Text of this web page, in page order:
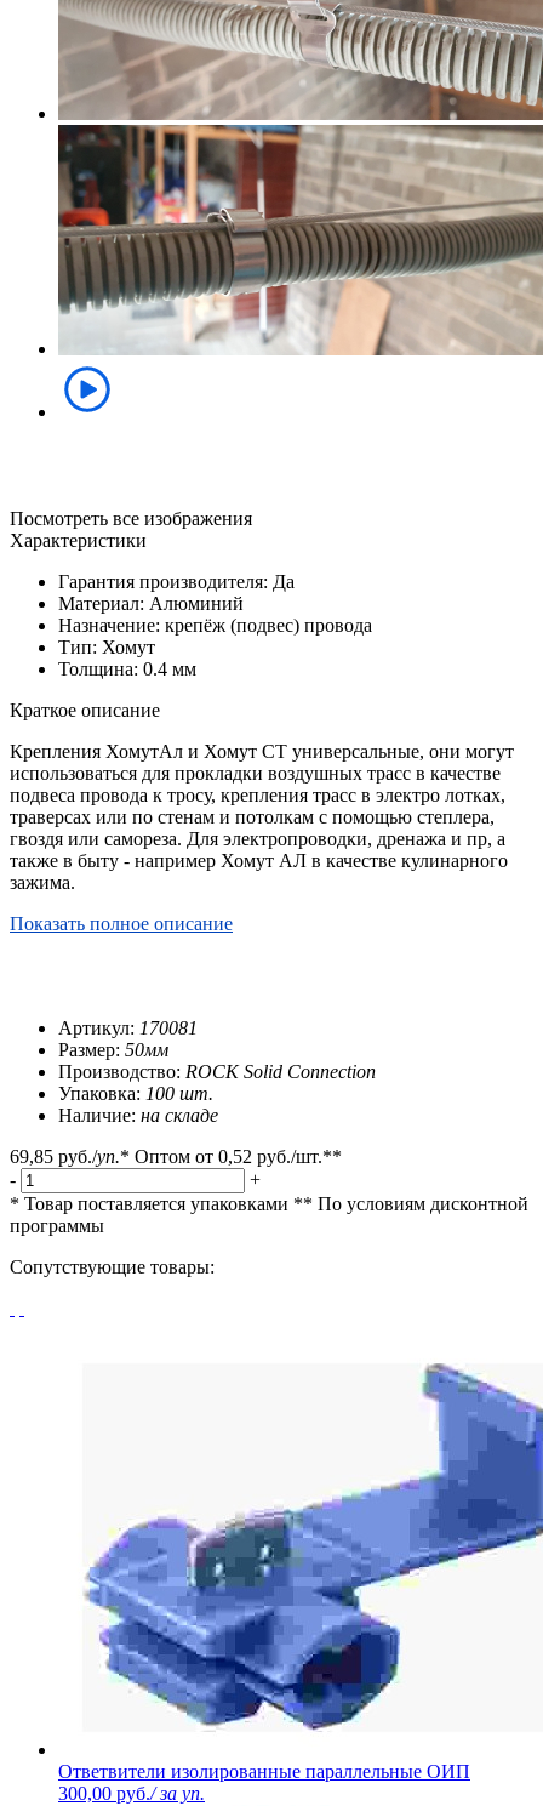
Посмотреть все изображения
Характеристики
Гарантия производителя: Да
Материал: Алюминий
Назначение: крепёж (подвес) провода
Тип: Хомут
Толщина: 0.4 мм
Краткое описание
Крепления ХомутАл и Хомут СТ универсальные, они могут
использоваться для прокладки воздушных трасс в качестве
подвеса провода к тросу, крепления трасс в электро лотках,
траверсах или по стенам и потолкам с помощью степлера,
гвоздя или самореза. Для электропроводки, дренажа и пр, а
также в быту - например Хомут АЛ в качестве кулинарного
зажима.
Показать полное описание
Артикул: 170081
Размер: 50мм
Производство: ROCK Solid Connection
Упаковка: 100 шт.
Наличие: на складе
69,85 руб./уп.* Оптом от 0,52 руб./шт.**
-
+
* Товар поставляется упаковками ** По условиям дисконтной
программы
Сопутствующие товары:
Ответвители изолированные параллельные ОИП
300,00 руб./ за уп.